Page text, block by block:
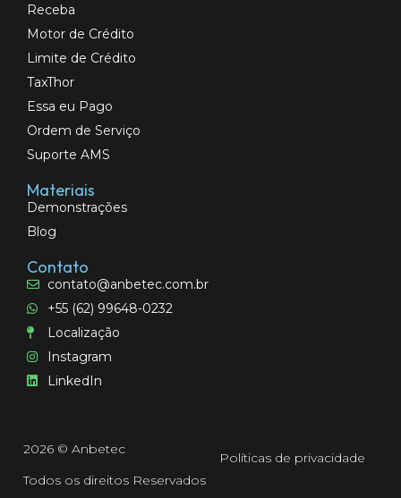
Receba
Motor de Crédito
Limite de Crédito
TaxThor
Essa eu Pago
Ordem de Serviço
Suporte AMS
Materiais
Demonstrações
Blog
Contato
contato@anbetec.com.br
+55 (62) 99648-0232
Localização
Instagram
LinkedIn
2026 © Anbetec
Todos os direitos Reservados
Políticas de privacidade